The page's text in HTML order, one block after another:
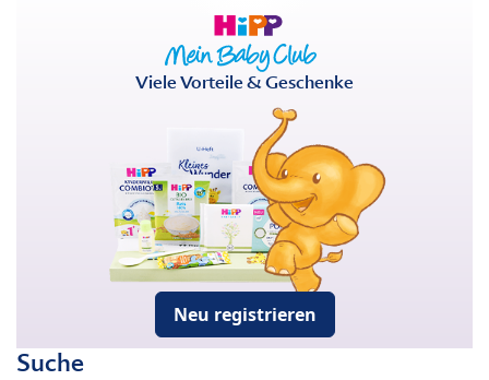
Viele Vorteile & Geschenke
Neu registrieren
Suche